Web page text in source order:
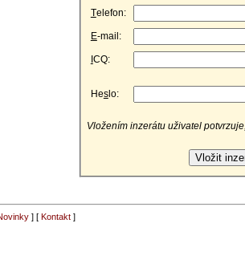
Telefon:
E-mail:
CQ:
Heslo:
Vložením inzerátu uživatel
] [ Kontakt]